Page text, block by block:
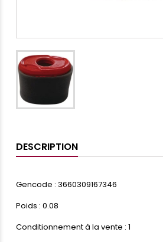
DESCRIPTION
Gencode : 3660309167346
Poids : 0.08
Conditionnement à la vente : 1